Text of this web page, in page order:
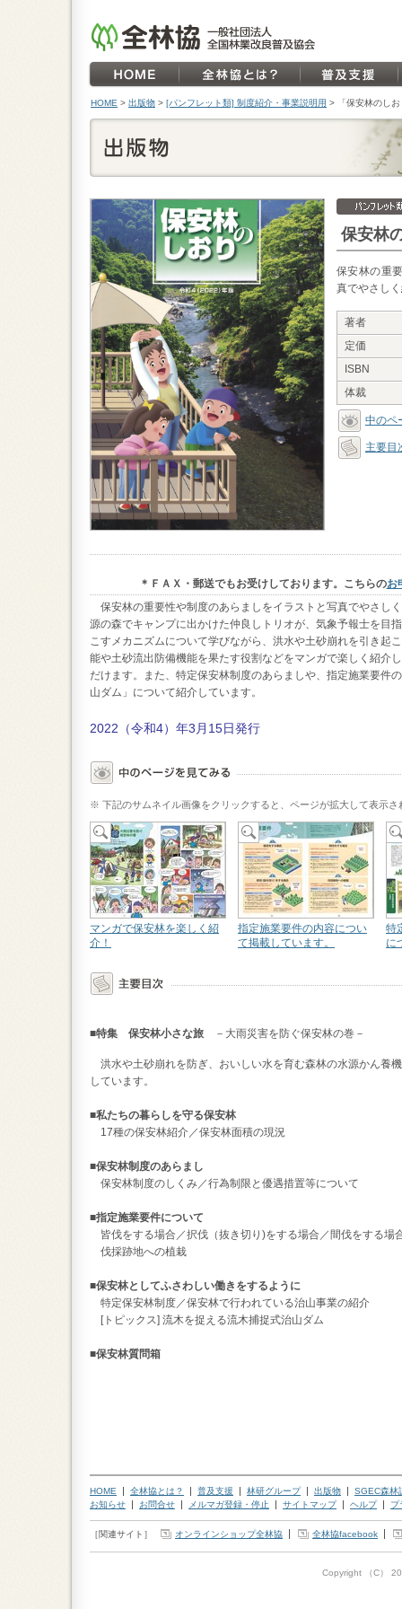
HOME > 出版物 > [パンフレット類] 制度紹介・事業説明用 > 「保安林のし
保安林
保安林の重
真でやさし
著者
定価
ISBN
体裁
中のペ
主要目
＊ＦＡＸ・郵送でもお受けしております。こちらのお
保安林の重要性や制度のあらましをイラストと写真でやさし
源の森でキャンプに出かけた仲良しトリオが、気象予報士を目
こすメカニズムについて学びながら、洪水や土砂崩れを引き起
能や土砂流出防備機能を果たす役割などをマンガで楽しく紹介
だけます。また、特定保安林制度のあらましや、指定施業要件
山ダム」について紹介しています。
2022（令和4）年3月15日発行
※ 下記のサムネイル画像をクリックすると、ページが拡大して表示さ
マンガで保安林を楽しく紹
介！
指定施業要件の内容につい
て掲載しています。
特
に
■特集 保安林小さな旅 －大雨災害を防ぐ保安林の巻－
洪水や土砂崩れを防ぎ、おいしい水を育む森林の水源かん養
しています。
■私たちの暮らしを守る保安林
17種の保安林紹介／保安林面積の現況
■保安林制度のあらまし
保安林制度のしくみ／行為制限と優遇措置等について
■指定施業要件について
皆伐をする場合／択伐（抜き切り)をする場合／間伐をする場
伐採跡地への植栽
■保安林としてふさわしい働きをするように
特定保安林制度／保安林で行われている治山事業の紹介
[トピックス] 流木を捉える流木捕捉式治山ダム
■保安林質問箱
HOME 全林協とは？ 普及支援 林研グループ 出版物
SGEC森林
お知らせ
お問合せ メルマガ登録・停止 サイトマップ ヘルプ プ
［関連サイト］ オンラインショップ全林協 全林協facebook
Copyright （C）